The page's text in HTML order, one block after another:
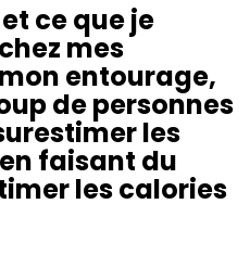
ce que je
mes
entourage,
de personnes
les
faisant du
les calories